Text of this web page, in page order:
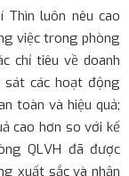
luôn nêu cao
việc trong phòng
chỉ tiêu về doanh
sát các hoạt động
toàn và hiệu quả;
cao hơn so với kế
QLVH đã được
xuất sắc và nhận